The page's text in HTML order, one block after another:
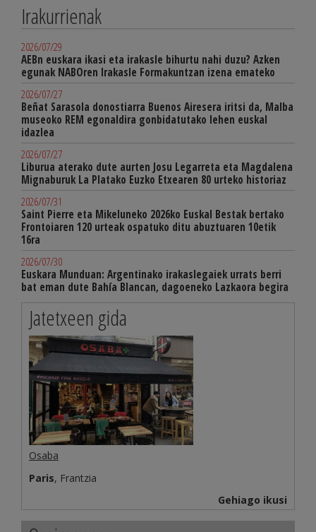
Irakurrienak
2026/07/29
AEBn euskara ikasi eta irakasle bihurtu nahi duzu? Azken
egunak NABOren Irakasle Formakuntzan izena emateko
2026/07/27
Beñat Sarasola donostiarra Buenos Airesera iritsi da, Malba
museoko REM egonaldira gonbidatutako lehen euskal
idazlea
2026/07/27
Liburua aterako dute aurten Josu Legarreta eta Magdalena
Mignaburuk La Platako Euzko Etxearen 80 urteko historiaz
2026/07/31
Saint Pierre eta Mikeluneko 2026ko Euskal Bestak bertako
Frontoiaren 120 urteak ospatuko ditu abuztuaren 10etik
16ra
2026/07/30
Euskara Munduan: Argentinako irakaslegaiek urrats berri
bat eman dute Bahía Blancan, dagoeneko Lazkaora begira
Jatetxeen gida
Osaba
Paris, Frantzia
Gehiago ikusi